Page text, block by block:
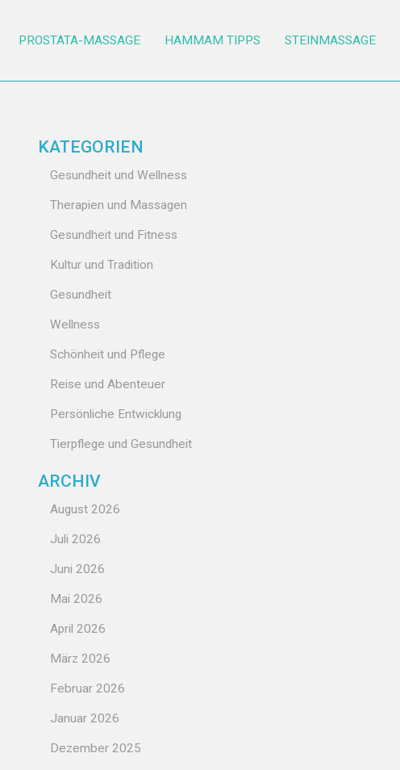
PROSTATA-MASSAGE HAMMAM TIPPS STEINMASSAGE
KATEGORIEN
Gesundheit und Wellness
Therapien und Massagen
Gesundheit und Fitness
Kultur und Tradition
Gesundheit
Wellness
Schönheit und Pflege
Reise und Abenteuer
Persönliche Entwicklung
Tierpflege und Gesundheit
ARCHIV
August 2026
Juli 2026
Juni 2026
Mai 2026
April 2026
März 2026
Februar 2026
Januar 2026
Dezember 2025